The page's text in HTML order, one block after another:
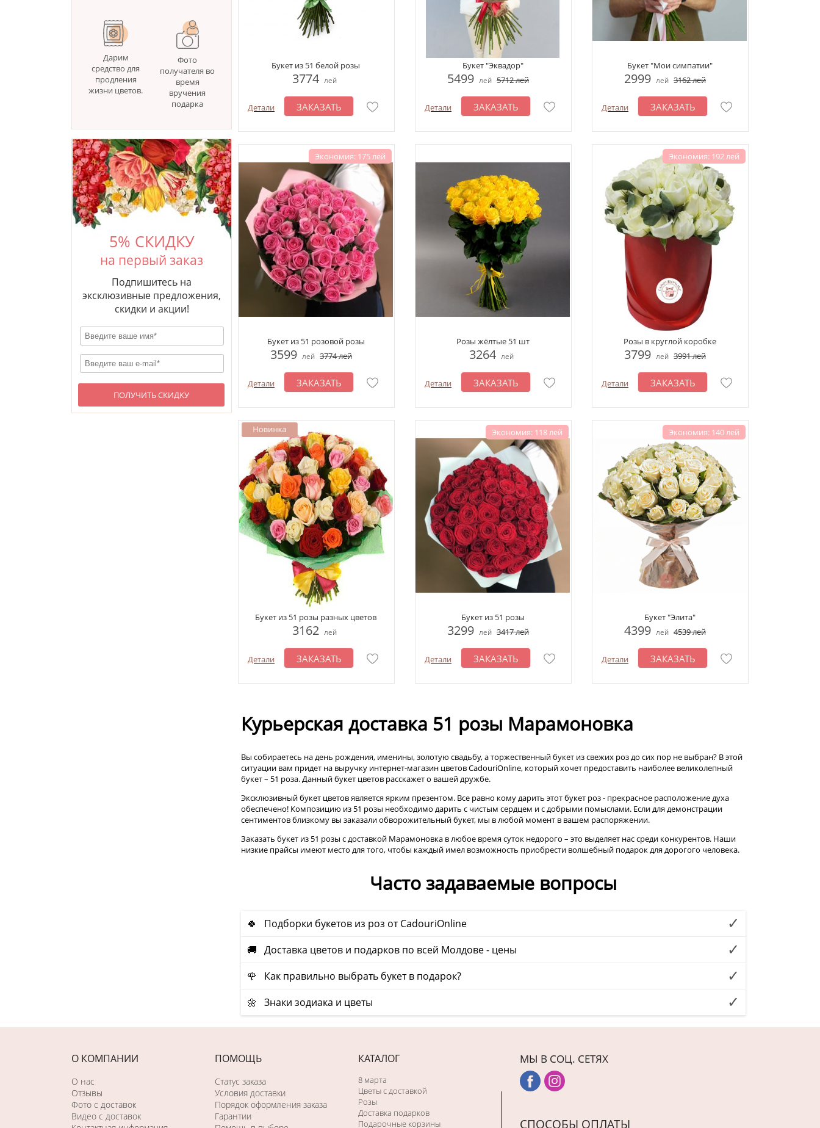
Дарим
средство для
продления
жизни цветов.
Фото
получателя во
время
вручения
подарка
5% СКИДКУ
на первый заказ
Подпишитесь на
эксклюзивные предложения,
скидки и акции!
ПОЛУЧИТЬ СКИДКУ
Букет из 51 белой розы
3774 лей
Детали ЗАКАЗАТЬ
Букет "Эквадор"
5499 лей 5712лей
Детали ЗАКАЗАТЬ
Букет "Мои симпатии"
2999 лей 3162лей
Детали ЗАКАЗАТЬ
Экономия: 175 лей
Букет из 51 розовой розы
3599 лей 3774лей
Детали ЗАКАЗАТЬ
Розы жёлтые 51 шт
3264 лей
Детали ЗАКАЗАТЬ
Экономия: 192 лей
Розы в круглой коробке
3799 лей 3991лей
Детали ЗАКАЗАТЬ
Букет из 51 розы разных цветов
3162 лей
Детали ЗАКАЗАТЬ
Экономия: 118 лей
Букет из 51 розы
3299 лей 3417лей
Детали ЗАКАЗАТЬ
Экономия: 140 лей
Букет "Элита"
4399 лей 4539лей
Детали ЗАКАЗАТЬ
Курьерская доставка 51 розы Марамоновка
Вы собираетесь на день рождения, именины, золотую свадьбу, а торжественный букет из свежих роз до сих пор не выбран? В этой
ситуации вам придет на выручку интернет-магазин цветов CadouriOnline, который хочет предоставить наиболее великолепный
букет – 51 роза. Данный букет цветов расскажет о вашей дружбе.
Эксклюзивный букет цветов является ярким презентом. Все равно кому дарить этот букет роз - прекрасное расположение духа
обеспечено! Композицию из 51 розы необходимо дарить с чистым сердцем и с добрыми помыслами. Если для демонстрации
сентиментов близкому вы заказали обворожительный букет, мы в любой момент в вашем распоряжении.
Заказать букет из 51 розы с доставкой Марамоновка в любое время суток недорого – это выделяет нас среди конкурентов. Наши
низкие прайсы имеют место для того, чтобы каждый имел возможность приобрести волшебный подарок для дорогого человека.
Часто задаваемые вопросы
🍀 Подборки букетов из роз от CadouriOnline
🚚 Доставка цветов и подарков по всей Молдове - цены
🌹 Как правильно выбрать букет в подарок?
🌼 Знаки зодиака и цветы
О КОМПАНИИ
О нас
Отзывы
Фото c доставок
Видео с доставок
ПОМОЩЬ
Статус заказа
Условия доставки
Порядок оформления заказа
Гарантии
КАТАЛОГ
8 марта
Цветы с доставкой
Розы
Доставка подарков
Подарочные корзины
МЫ В СОЦ. СЕТЯХ
СПОСОБЫ ОПЛАТЫ